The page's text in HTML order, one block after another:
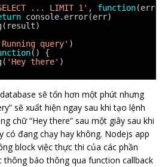
... LIMIT 1' , function(err,
console.error(err)
query' )
() {
'Hey there' )
sẽ tốn hơn một phút nhưng
sẽ xuất hiện ngay sau khi tạo lệnh
chữ “Hey there” sau một giây sau khi
có đang chạy hay không. Nodejs app
block việc thực thi của các phần
thông báo thông qua function callback